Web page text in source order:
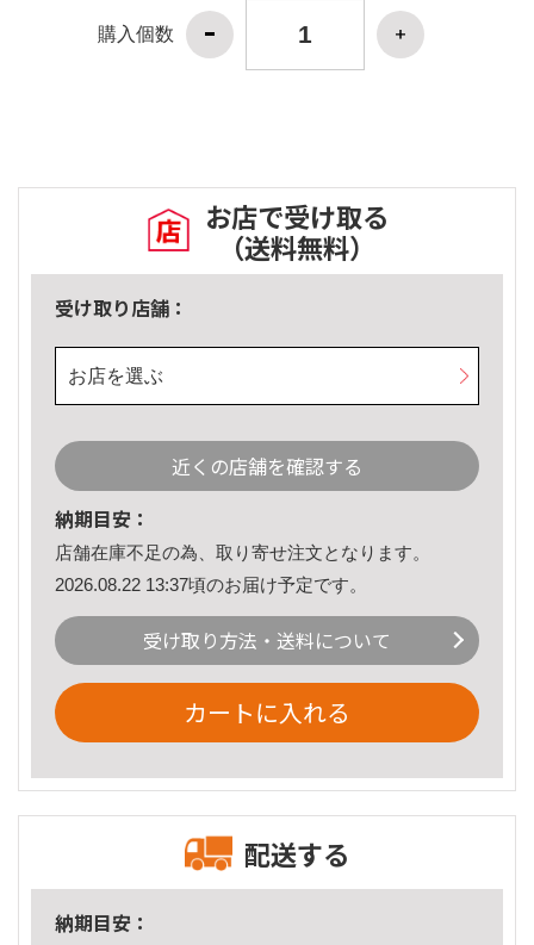
購入個数
お店で受け取る
（送料無料）
受け取り店舗：
お店を選ぶ
近くの店舗を確認する
納期目安：
店舗在庫不足の為、取り寄せ注文となります。
2026.08.22 13:37頃のお届け予定です。
受け取り方法・送料について
カートに入れる
配送する
納期目安：